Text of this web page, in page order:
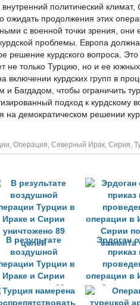
политический климат,
ожидать продолжения этих
с военной точки зрения,
проблемы. Европа
решение курдского вопроса.
не только Турцию, но и ее
включении курдских групп в
Багдадом, чтобы ограничить
подход к курдскому
на демократическом решении
, Операция, Северный Ирак, Сирия,
В результате
воздушной
Турции в
Ираке и Сирии
уничтожено 89
целей
Эрдоган
приказ
операции в
Сирии
саммита